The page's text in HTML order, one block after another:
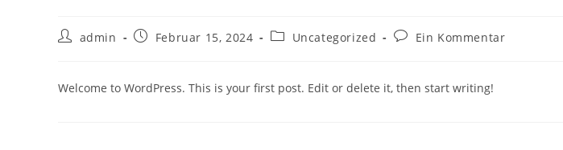
Beitrags-
admin
BeitragFebruar 15, 2024
Beitrags-
Uncategorized
Beitrags-
Ein Kommentar
Welcome to WordPress. This is your first post. Edit or delete it, then start writing!